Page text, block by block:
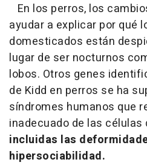
En los perros, los
ayudar a explicar por qué
domesticados están
lugar de ser nocturnos
lobos. Otros genes
de Kidd en perros se ha
síndromes humanos que
inadecuado de las células
incluidas las
hipersociabilidad.